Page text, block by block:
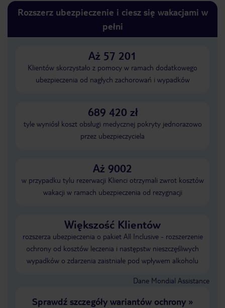
Rozszerz ubezpieczenie i ciesz się wakacjami w
pełni
Aż 57 201
Klientów skorzystało z pomocy w ramach dodatkowego
ubezpieczenia od nagłych zachorowań i wypadków
689 420 zł
tyle wyniósł koszt obsługi medycznej pokryty jednorazowo
przez ubezpieczyciela
Aż 9002
w przypadku tylu rezerwacji Klienci otrzymali zwrot kosztów
wakacji w ramach ubezpieczenia od rezygnacji
Większość Klientów
rozszerza ubezpieczenia o pakiet All Inclusive - rozszerzenie
ochrony od kosztów leczenia i następstw nieszczęśliwych
wypadków o zdarzenia zaistniałe pod wpływem alkoholu
Dane Mondial Assistance
Sprawdź szczegóły wariantów ochrony»